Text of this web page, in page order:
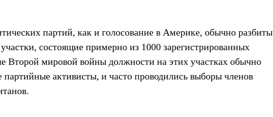
партий, как и голосование в Америке, обычно разбиты
состоящие примерно из 1000 зарегистрированных
Второй мировой войны должности на этих участках обычно
активисты, и часто проводились выборы членов